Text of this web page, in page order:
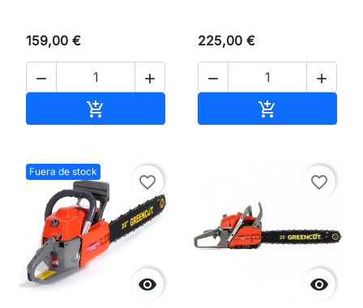
159,00 €
 

225,00 €
 

Fuera de stock

favorite_border

favorite_border